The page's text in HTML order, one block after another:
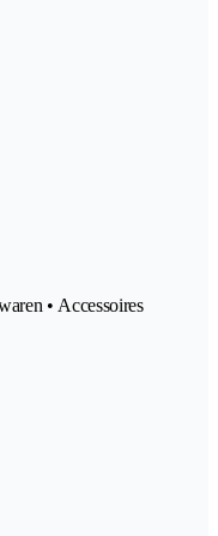
• Accessoires